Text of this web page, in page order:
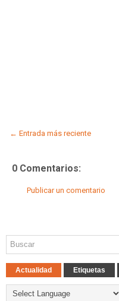
← Entrada más reciente
0 Comentarios:
Publicar un comentario
Actualidad Etiquetas